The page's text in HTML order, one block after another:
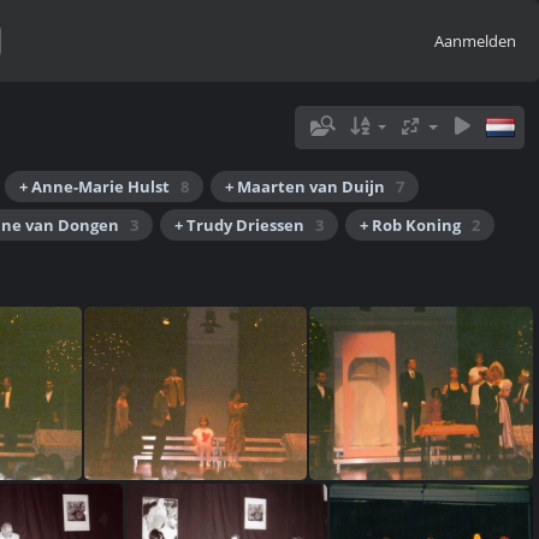
Aanmelden
+ Anne-Marie Hulst 8 + Maarten van Duijn 7
van Dongen
3 + Trudy Driessen 3 + Rob Koning 2